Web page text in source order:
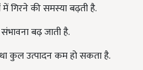
की समस्या बढ़ती है.
बढ़ जाती है.
कुल उत्पादन कम हो सकता है.